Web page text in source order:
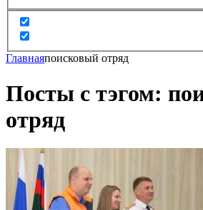
Главнаяпоисковый отряд
Посты с тэгом:
отряд